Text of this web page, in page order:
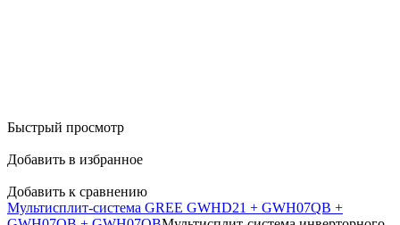
Быстрый просмотр
Добавить в избранное
Добавить к сравнению
Мультисплит-система GREE GWHD21 + GWH07QB +